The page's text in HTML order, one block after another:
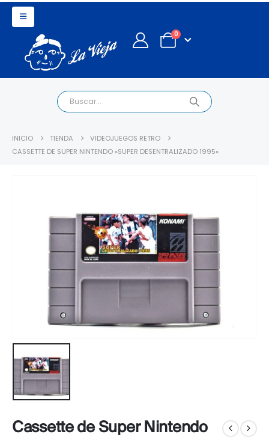
0
INICIO TIENDA
VIDEOJUEGOS RETRO
CASSETTE DE SUPER NINTENDO »SUPER DESENTRALIZADO 1995»
Cassette de Super Nintendo